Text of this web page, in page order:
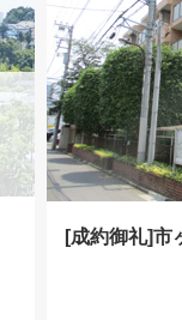
[成約御礼]市